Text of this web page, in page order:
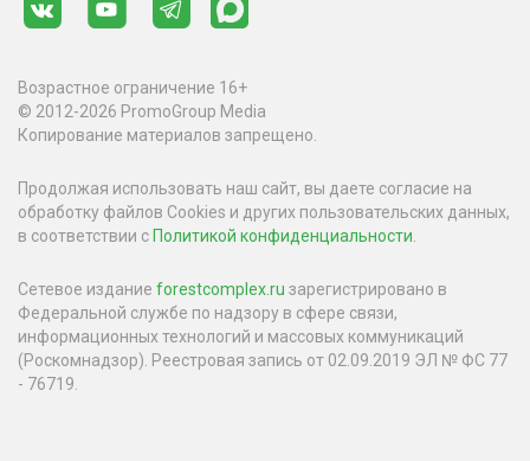
Возрастное ограничение 16+
© 2012-2026 PromoGroup Media
Копирование материалов запрещено.
Продолжая использовать наш сайт, вы даете согласие на
обработку файлов Cookies и других пользовательских данных,
в соответствии с Политикой конфиденциальности
Сетевое издание forestcomplex.ru зарегистрировано в
Федеральной службе по надзору в сфере связи,
информационных технологий и массовых коммуникаций
(Роскомнадзор). Реестровая запись от 02.09.2019 ЭЛ № ФС 77
- 76719.